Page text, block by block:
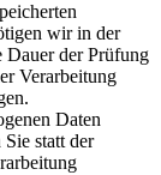
wir in der
Dauer der Prüfung
Verarbeitung
Daten
statt der